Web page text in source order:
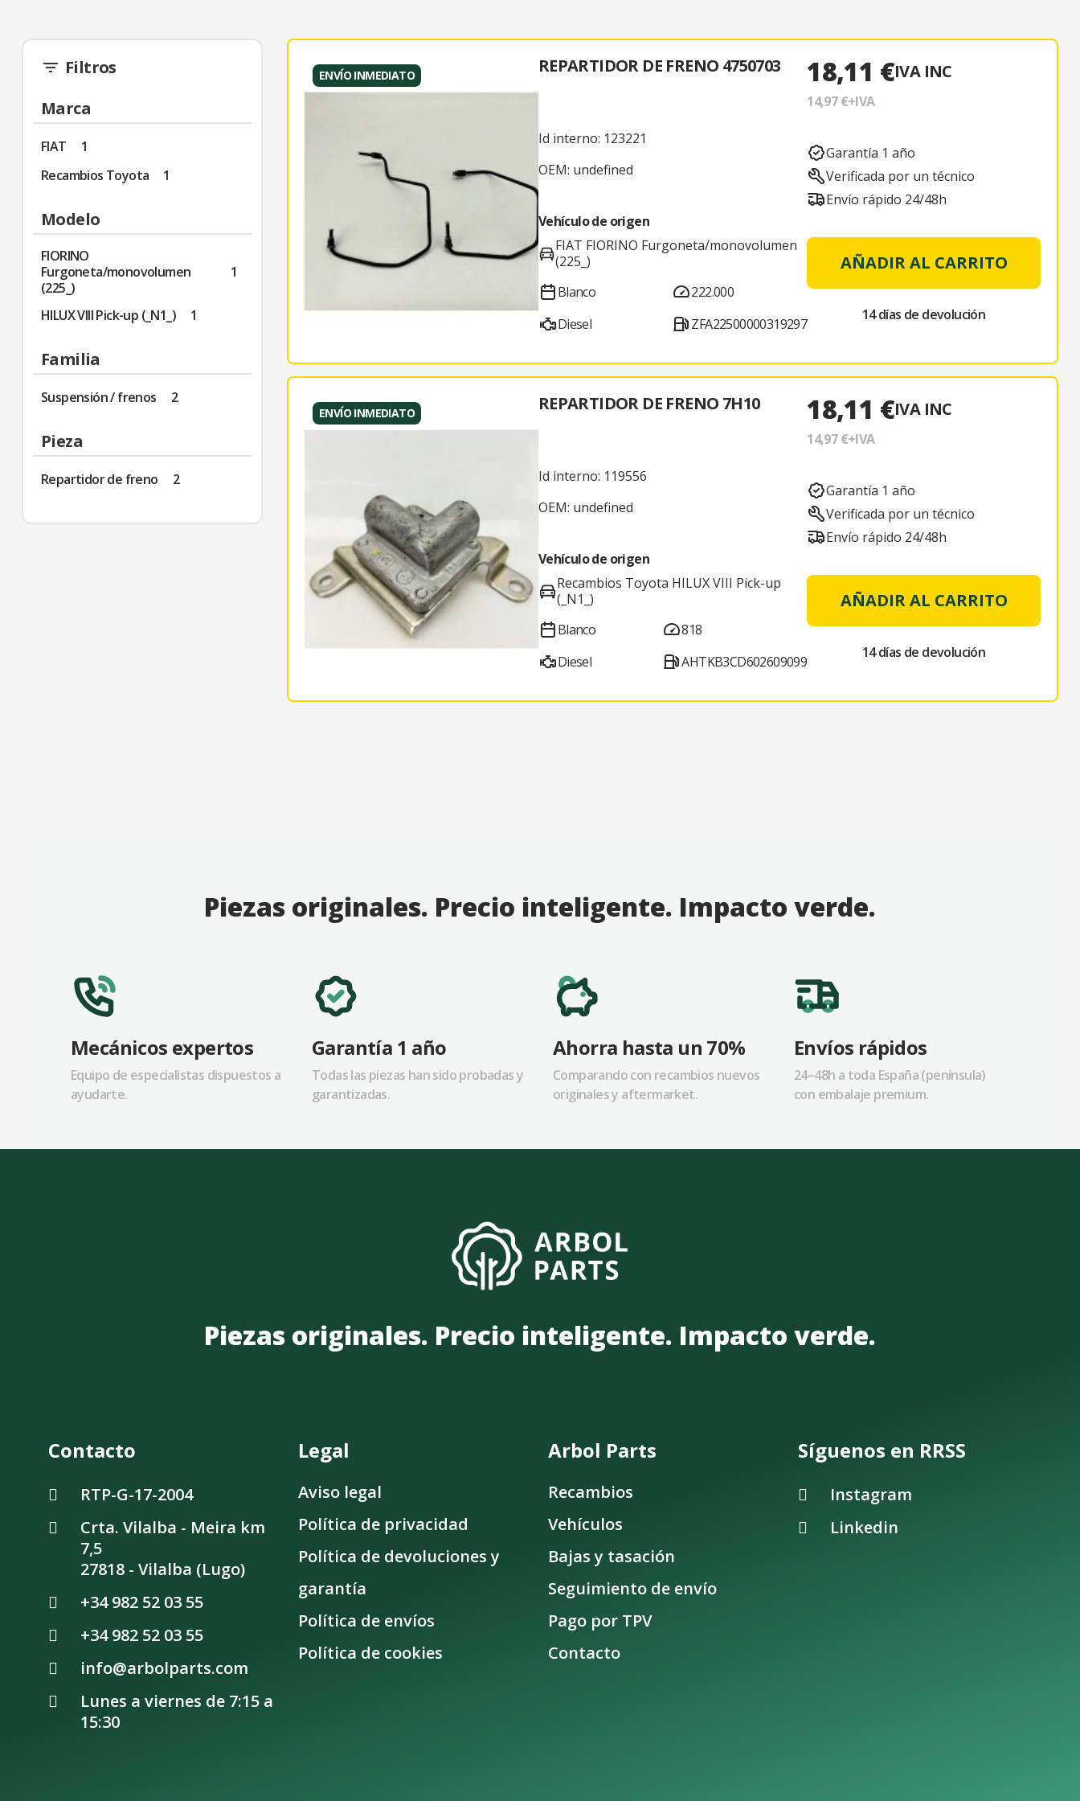
filter_list Filtros
Marca
FIAT
1
Recambios Toyota
1
Modelo
FIORINO
Furgoneta/monovolumen
(225_)
1
HILUX VIII Pick-up (_N1_) 1
Familia
Suspensión / frenos 2
Pieza
Repartidor de freno 2
ENVÍO INMEDIATO REPARTIDOR DE FRENO 4750703
Id interno: 123221
OEM: undefined
Vehículo de origen
FIAT FIORINO Furgoneta/monovolumen
(225_)
Blanco
Diesel
222.000
ZFA22500000319297
18,11 €IVA INC
14,97 €+IVA
Garantía 1 año
Verificada por un técnico
Envío rápido 24/48h
AÑADIR AL CARRITO
14 días de devolución
ENVÍO INMEDIATO REPARTIDOR DE FRENO 7H10
Id interno: 119556
OEM: undefined
Vehículo de origen
Recambios Toyota HILUX VIII Pick-up
(_N1_)
Blanco
Diesel
818
AHTKB3CD602609099
18,11 €IVA INC
14,97 €+IVA
Garantía 1 año
Verificada por un técnico
Envío rápido 24/48h
AÑADIR AL CARRITO
14 días de devolución
Piezas originales. Precio inteligente. Impacto verde.
Mecánicos expertos
Equipo de especialistas dispuestos a
ayudarte.
Garantía 1 año
Todas las piezas han sido probadas y
garantizadas.
Ahorra hasta un 70%
Comparando con recambios nuevos
originales y aftermarket.
Envíos rápidos
24–48h a toda España (península)
con embalaje premium.
Piezas originales. Precio inteligente. Impacto verde.
Contacto
RTP-G-17-2004
Crta. Vilalba - Meira km
7,5
27818 - Vilalba (Lugo)
+34 982 52 03 55
+34 982 52 03 55
info@arbolparts.com
Lunes a viernes de 7:15 a
15:30
Legal
Aviso legal
Política de privacidad
Política de devoluciones y
garantía
Política de envíos
Política de cookies
Arbol Parts
Recambios
Vehículos
Bajas y tasación
Seguimiento de envío
Pago por TPV
Contacto
Síguenos en RRSS
Instagram
Linkedin